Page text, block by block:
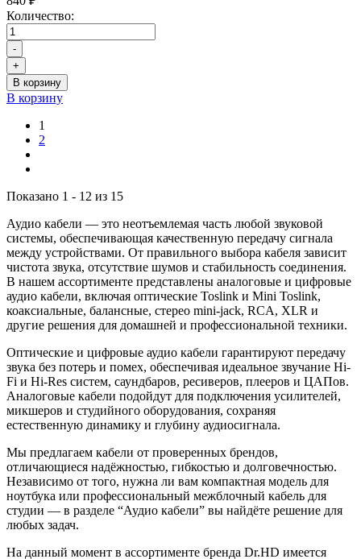
Количество:
-
+
В корзину
В корзину
1
2
Показано 1 - 12 из 15
Аудио кабели — это неотъемлемая часть любой звуковой
системы, обеспечивающая качественную передачу сигнала
между устройствами. От правильного выбора кабеля зависит
чистота звука, отсутствие шумов и стабильность соединения.
В нашем ассортименте представлены аналоговые и цифровые
аудио кабели, включая оптические Toslink и Mini Toslink,
коаксиальные, балансные, стерео mini-jack, RCA, XLR и
другие решения для домашней и профессиональной техники.
Оптические и цифровые аудио кабели гарантируют передачу
звука без потерь и помех, обеспечивая идеальное звучание Hi-
Fi и Hi-Res систем, саундбаров, ресиверов, плееров и ЦАПов.
Аналоговые кабели подойдут для подключения усилителей,
микшеров и студийного оборудования, сохраняя
естественную динамику и глубину аудиосигнала.
Мы предлагаем кабели от проверенных брендов,
отличающиеся надёжностью, гибкостью и долговечностью.
Независимо от того, нужна ли вам компактная модель для
ноутбука или профессиональный межблочный кабель для
студии — в разделе “Аудио кабели” вы найдёте решение для
любых задач.
На данный момент в ассортименте бренда Dr.HD имеется